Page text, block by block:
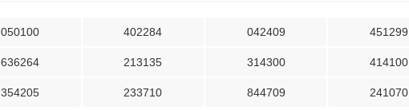
050100 402284 042409 451299
636264 213135 314300 414100
354205 233710 844709 241070